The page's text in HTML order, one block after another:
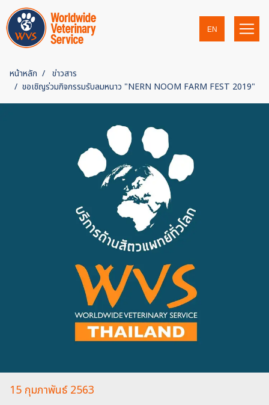
EN
หน้าหลัก
ข่าวสาร
ขอเชิญร่วมกิจกรรมรับลมหนาว "NERN NOOM FARM FEST 2019"
15 กุมภาพันธ์ 2563